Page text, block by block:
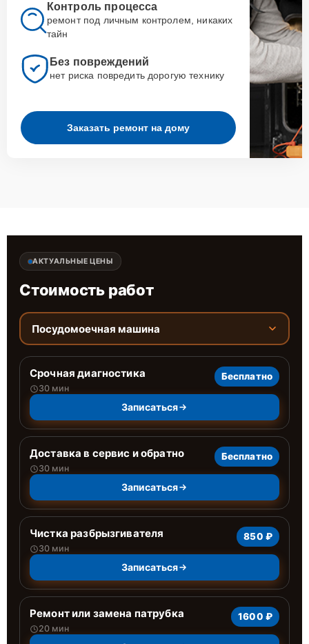
Контроль процесса
ремонт под личным контролем, никаких
тайн
Без повреждений
нет риска повредить дорогую технику
Заказать ремонт на дому
АКТУАЛЬНЫЕ ЦЕНЫ
Стоимость работ
Посудомоечная машина
Срочная диагностика
30 мин
Бесплатно
Записаться
Доставка в сервис и обратно
30 мин
Бесплатно
Записаться
Чистка разбрызгивателя
30 мин
850 ₽
Записаться
Ремонт или замена патрубка
20 мин
1600 ₽